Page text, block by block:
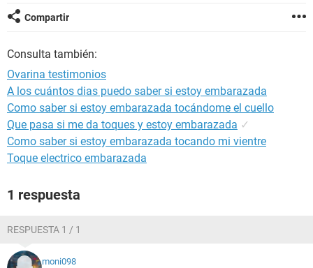
Compartir
Consulta también:
Ovarina testimonios
A los cuántos dias puedo saber si estoy embarazada
Como saber si estoy embarazada tocándome el cuello
Que pasa si me da toques y estoy embarazada ✓
Como saber si estoy embarazada tocando mi vientre
Toque electrico embarazada
1 respuesta
RESPUESTA 1 / 1
moni098